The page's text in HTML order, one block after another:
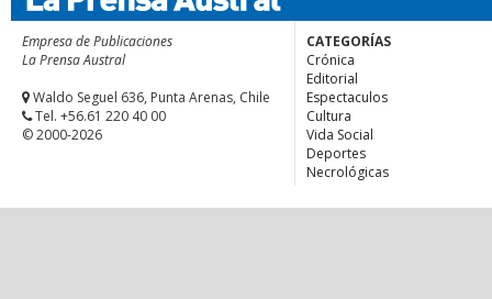
Empresa de Publicaciones
La Prensa Austral
Waldo Seguel 636, Punta Arenas, Chile
Tel. +56.61 220 40 00
© 2000-2026
CATEGORÍAS
Crónica
Editorial
Espectaculos
Cultura
Vida Social
Deportes
Necrológicas